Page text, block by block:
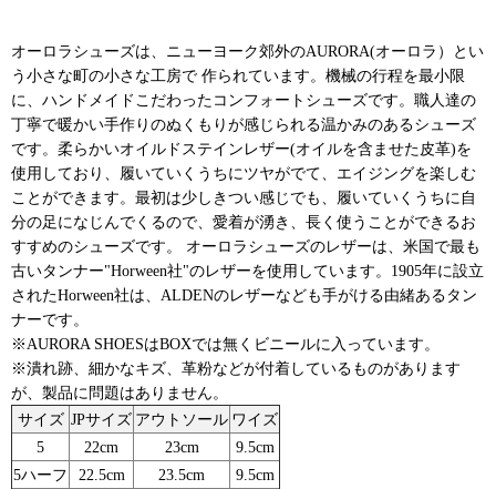
オーロラシューズは、ニューヨーク郊外のAURORA(オーロラ）とい
う小さな町の小さな工房で 作られています。機械の行程を最小限
に、ハンドメイドこだわったコンフォートシューズです。職人達の
丁寧で暖かい手作りのぬくもりが感じられる温かみのあるシューズ
です。柔らかいオイルドステインレザー(オイルを含ませた皮革)を
使用しており、履いていくうちにツヤがでて、エイジングを楽しむ
ことができます。最初は少しきつい感じでも、履いていくうちに自
分の足になじんでくるので、愛着が湧き、長く使うことができるお
すすめのシューズです。 オーロラシューズのレザーは、米国で最も
古いタンナー"Horween社"のレザーを使用しています。1905年に設立
されたHorween社は、ALDENのレザーなども手がける由緒あるタン
ナーです。
※AURORA SHOESはBOXでは無くビニールに入っています。
※潰れ跡、細かなキズ、革粉などが付着しているものがあります
が、製品に問題はありません。
サイズ JPサイズ アウトソール ワイズ
5
22cm 23cm
9.5cm
5ハーフ
22.5cm 23.5cm
9.5cm